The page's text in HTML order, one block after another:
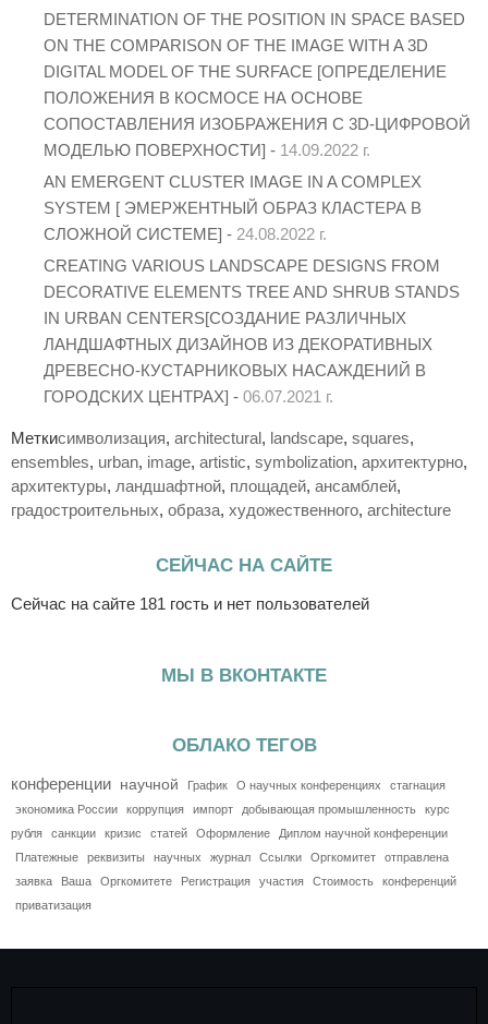
DETERMINATION OF THE POSITION IN SPACE BASED
ON THE COMPARISON OF THE IMAGE WITH A 3D
DIGITAL MODEL OF THE SURFACE [ОПРЕДЕЛЕНИЕ
ПОЛОЖЕНИЯ В КОСМОСЕ НА ОСНОВЕ
СОПОСТАВЛЕНИЯ ИЗОБРАЖЕНИЯ С 3D-ЦИФРОВОЙ
МОДЕЛЬЮ ПОВЕРХНОСТИ] - 14.09.2022 г.
AN EMERGENT CLUSTER IMAGE IN A COMPLEX
SYSTEM [ ЭМЕРЖЕНТНЫЙ ОБРАЗ КЛАСТЕРА В
СЛОЖНОЙ СИСТЕМЕ] - 24.08.2022 г.
CREATING VARIOUS LANDSCAPE DESIGNS FROM
DECORATIVE ELEMENTS TREE AND SHRUB STANDS
IN URBAN CENTERS[СОЗДАНИЕ РАЗЛИЧНЫХ
ЛАНДШАФТНЫХ ДИЗАЙНОВ ИЗ ДЕКОРАТИВНЫХ
ДРЕВЕСНО-КУСТАРНИКОВЫХ НАСАЖДЕНИЙ В
ГОРОДСКИХ ЦЕНТРАХ] - 06.07.2021 г.
Меткисимволизация, architectural, landscape, squares,
ensembles, urban, image, artistic, symbolization, архитектурно,
архитектуры, ландшафтной, площадей, ансамблей,
градостроительных, образа, художественного, architecture
СЕЙЧАС НА САЙТЕ
Сейчас на сайте 181 гость и нет пользователей
МЫ В ВКОНТАКТЕ
ОБЛАКО ТЕГОВ
конференции научной График О научных конференциях
стагнация
экономика России
коррупция импорт добывающая промышленность
курс
рубля
санкции кризис статей Оформление
Диплом научной конференции
Платежные
реквизиты научных журнал Ссылки Оргкомитет
отправлена
заявка
Ваша Оргкомитете Регистрация участия Стоимость
конференций
приватизация